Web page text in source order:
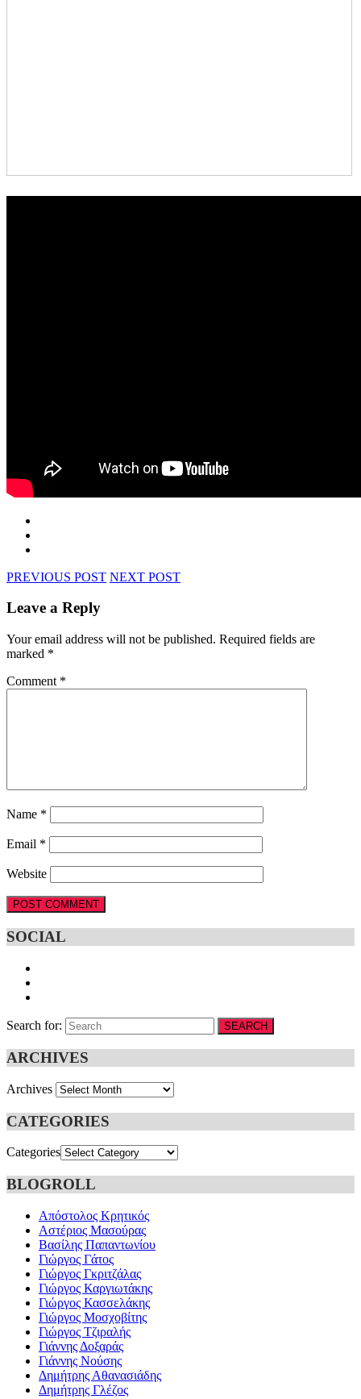
PREVIOUS POST NEXT POST
Leave a Reply
Your email address will not be published. Required fields are
marked *
Comment *
Name *
Email *
Website
SOCIAL
Search for: SEARCH
ARCHIVES
Archives
CATEGORIES
Categories
BLOGROLL
Απόστολος Κρητικός
Αστέριος Μασούρας
Βασίλης Παπαντωνίου
Γιώργος Γάτος
Γιώργος Γκριτζάλας
Γιώργος Καργιωτάκης
Γιώργος Κασσελάκης
Γιώργος Μοσχοβίτης
Γιώργος Τζιραλής
Γιάννης Δοξαράς
Γιάννης Νούσης
Δημήτρης Αθανασιάδης
Δημήτρης Γλέζος